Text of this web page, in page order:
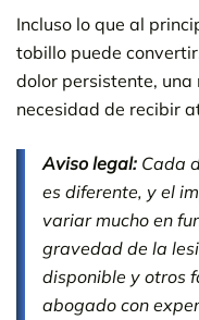
Incluso lo que al
tobillo puede
dolor persistente,
necesidad de recibir
Aviso legal: Cada
es diferente, y el
variar mucho en
gravedad de la
disponible y otros
abogado con